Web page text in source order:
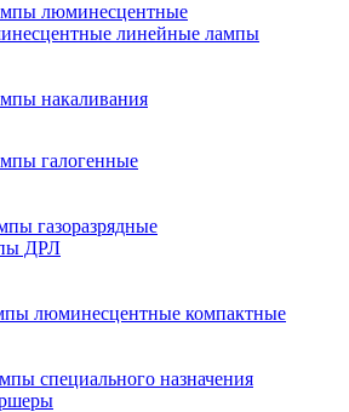
люминесцентные
линейные лампы
накаливания
галогенные
газоразрядные
ДРЛ
люминесцентные компактные
специального назначения